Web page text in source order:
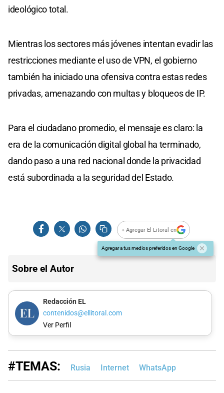
ideológico total.
Mientras los sectores más jóvenes intentan evadir las
restricciones mediante el uso de VPN, el gobierno
también ha iniciado una ofensiva contra estas redes
privadas, amenazando con multas y bloqueos de IP.
Para el ciudadano promedio, el mensaje es claro: la
era de la comunicación digital global ha terminado,
dando paso a una red nacional donde la privacidad
está subordinada a la seguridad del Estado.
+ Agregar El Litoral en
Agregar a tus medios preferidos en Google
Sobre el Autor
Redacción EL
contenidos@ellitoral.com
Ver Perfil
#TEMAS: Rusia Internet WhatsApp